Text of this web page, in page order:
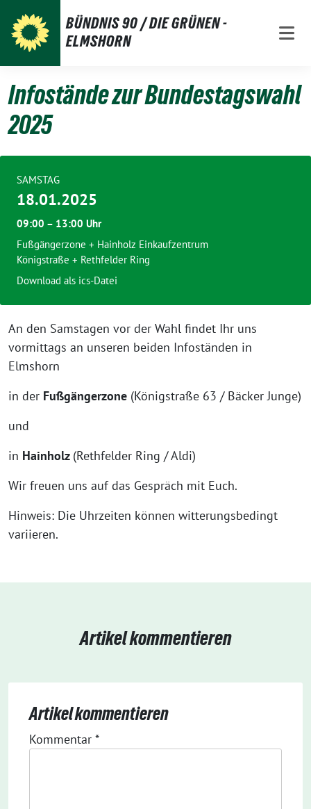
zum
Inhalt
BÜNDNIS 90 / DIE GRÜNEN -
ELMSHORN
Infostände zur Bundestagswahl
2025
An den Samstagen vor der Wahl findet Ihr uns
vormittags an unseren beiden Infoständen in
Elmshorn
in der Fußgängerzone (Königstraße 63 / Bäcker Junge)
und
in Hainholz (Rethfelder Ring / Aldi)
Wir freuen uns auf das Gespräch mit Euch.
Hinweis: Die Uhrzeiten können witterungsbedingt
variieren.
SAMSTAG
18.01.2025
09:00 – 13:00 Uhr
Fußgängerzone + Hainholz Einkaufzentrum
Königstraße + Rethfelder Ring
Download als ics-Datei
Artikel kommentieren
Artikel kommentieren
Kommentar *